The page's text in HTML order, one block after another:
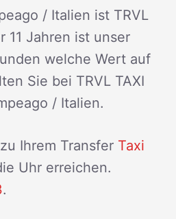
/ Italien ist TRVL
11 Jahren ist unser
welche Wert auf
Sie bei TRVL TAXI
/ Italien.
Ihrem Transfer Taxi
Uhr erreichen.
.